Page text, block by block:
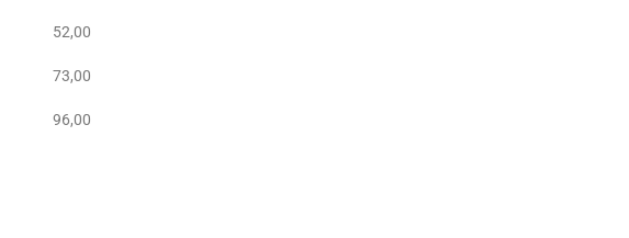
52,00
73,00
96,00